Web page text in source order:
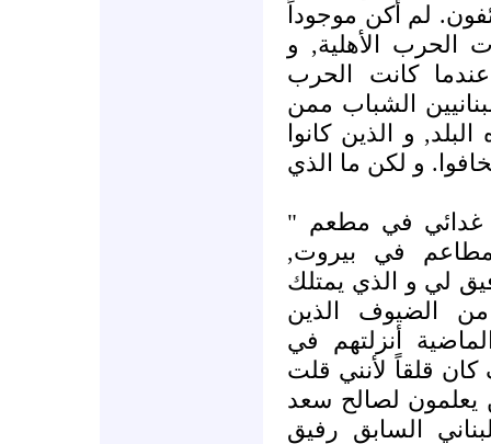
لم أكن موجوداً
عندما بدأت الحرب الأهلية, و
كنت هناك عام 1976 عندما كانت الحرب
الشباب ممن
و الذين كانوا
و لكن ما الذي
غدائي في مطعم "
في بيروت,
لي و الذي يمتلك
الضيوف الذين
ال 31 سنة الماضية أنزلتهم في
قلقاً لأنني قلت
لصالح سعد
السابق رفيق